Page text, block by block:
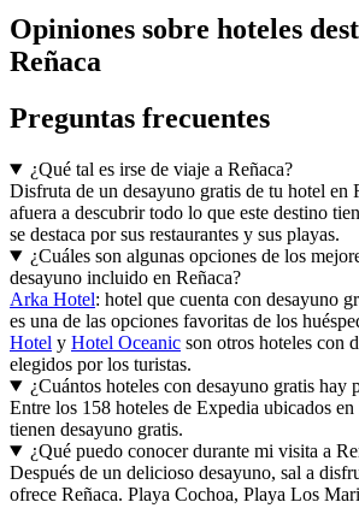
Opiniones sobre hoteles
Reñaca
Preguntas frecuentes
¿Qué tal es irse de viaje a Reñaca?
Disfruta de un desayuno gratis de tu hotel en
afuera a descubrir todo lo que este destino
se destaca por sus restaurantes y sus playas.
¿Cuáles son algunas opciones de los
desayuno incluido en Reñaca?
Arka Hotel: hotel que cuenta con desayuno
es una de las opciones favoritas de los
Hotel y Hotel Oceanic son otros hoteles con
elegidos por los turistas.
¿Cuántos hoteles con desayuno gratis hay
Entre los 158 hoteles de Expedia ubicados en
tienen desayuno gratis.
¿Qué puedo conocer durante mi visita a
Después de un delicioso desayuno, sal a
ofrece Reñaca. Playa Cochoa, Playa Los